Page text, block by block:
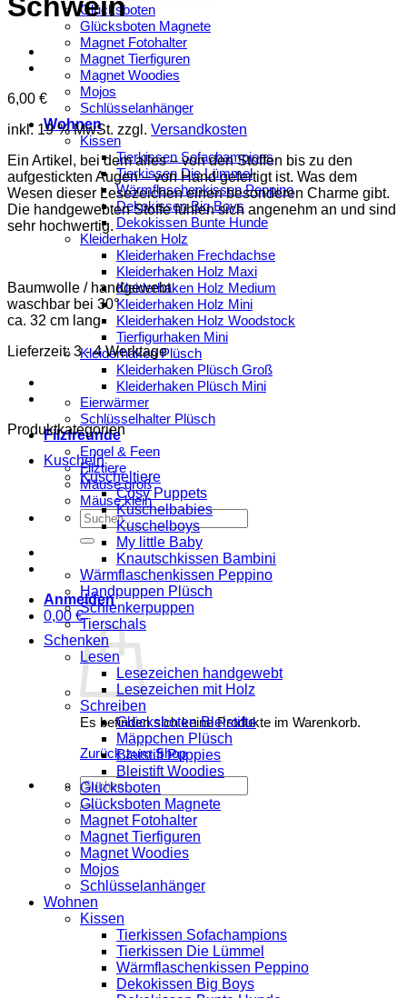
Glücksboten
Glücksboten Magnete
Magnet Fotohalter
Magnet Tierfiguren
Magnet Woodies
Mojos
Schlüsselanhänger
Wohnen
Kissen
Tierkissen Sofachampions
Tierkissen Die Lümmel
Wärmflaschenkissen Peppino
Dekokissen Big Boys
Dekokissen Bunte Hunde
Kleiderhaken Holz
Kleiderhaken Frechdachse
Kleiderhaken Holz Maxi
Kleiderhaken Holz Medium
Kleiderhaken Holz Mini
Kleiderhaken Holz Woodstock
Tierfigurhaken Mini
Kleiderhaken Plüsch
Kleiderhaken Plüsch Groß
Kleiderhaken Plüsch Mini
Eierwärmer
Schlüsselhalter Plüsch
Filzfreunde
Engel & Feen
Filztiere
Mäuse groß
Mäuse klein
Suchen
nach:
Anmelden
0,00 €
Es befinden sich keine Produkte im Warenkorb.
Zurück zum Shop
Suchen
nach:
6,00 €
inkl. 19 % MwSt. zzgl. Versandkosten
Ein Artikel, bei dem alles – von den Stoffen bis zu den
aufgestickten Augen – von Hand gefertigt ist. Was dem
Wesen dieser Lesezeichen einen besonderen Charme gibt.
Die handgewebten Stoffe fühlen sich angenehm an und sind
sehr hochwertig.
Baumwolle / handgewebt
waschbar bei 30°
ca. 32 cm lang
Lieferzeit:3 - 4 Werktage
Produktkategorien
Kuscheln
Kuscheltiere
Cosy Puppets
Kuschelbabies
Kuschelboys
My little Baby
Knautschkissen Bambini
Wärmflaschenkissen Peppino
Handpuppen Plüsch
Schlenkerpuppen
Tierschals
Schenken
Lesen
Lesezeichen handgewebt
Lesezeichen mit Holz
Schreiben
Glücksboten Bleistifte
Mäppchen Plüsch
Bleistift Puppies
Bleistift Woodies
Glücksboten
Glücksboten Magnete
Magnet Fotohalter
Magnet Tierfiguren
Magnet Woodies
Mojos
Schlüsselanhänger
Wohnen
Kissen
Tierkissen Sofachampions
Tierkissen Die Lümmel
Wärmflaschenkissen Peppino
Dekokissen Big Boys